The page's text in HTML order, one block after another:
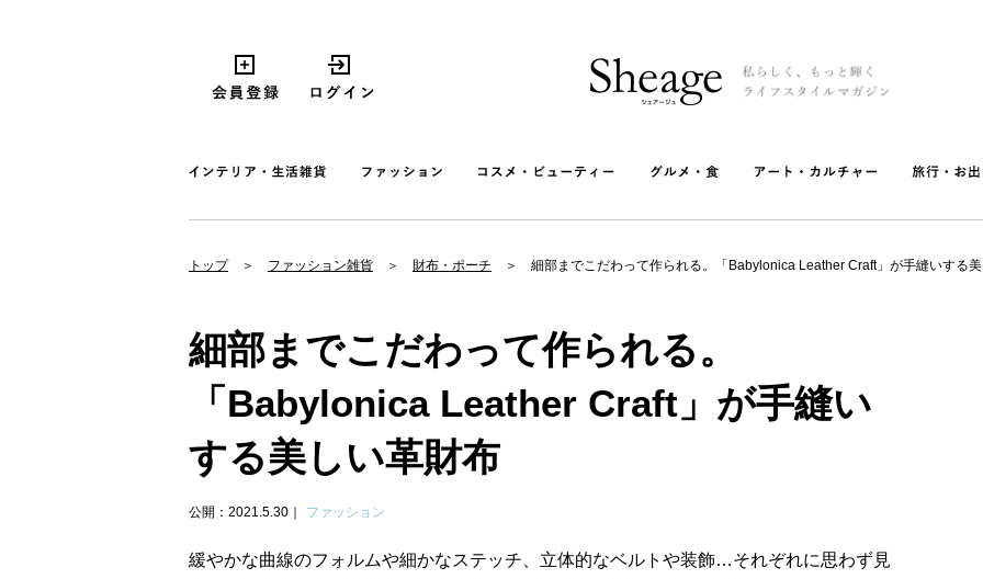
トップ ファッション雑貨 財布・ポーチ 細部までこだわって作られる。「Babylonica Leather Craft」が手縫いする
細部までこだわって作られる。
「Babylonica Leather Craft」が手縫い
する美しい革財布
公開：2021.5.30 ファッション
緩やかな曲線のフォルムや細かなステッチ、立体的なベルトや装飾…それぞれに思わず見